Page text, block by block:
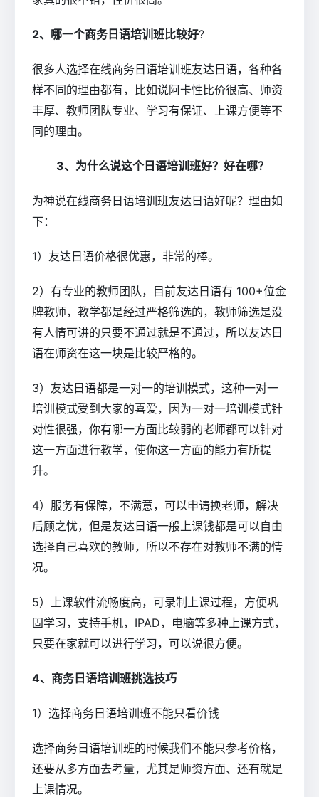
2、哪一个商务日语培训班比较好?
很多人选择在线商务日语培训班友达日语，各种各
样不同的理由都有，比如说阿卡性比价很高、师资
丰厚、教师团队专业、学习有保证、上课方便等不
同的理由。
3、为什么说这个日语培训班好？好在哪？
为神说在线商务日语培训班友达日语好呢？理由如
下：
1）友达日语价格很优惠，非常的棒。
2）有专业的教师团队，目前友达日语有 100+位金
牌教师，教学都是经过严格筛选的，教师筛选是没
有人情可讲的只要不通过就是不通过，所以友达日
语在师资在这一块是比较严格的。
3）友达日语都是一对一的培训模式，这种一对一
培训模式受到大家的喜爱，因为一对一培训模式针
对性很强，你有哪一方面比较弱的老师都可以针对
这一方面进行教学，使你这一方面的能力有所提
升。
4）服务有保障，不满意，可以申请换老师，解决
后顾之忧，但是友达日语一般上课钱都是可以自由
选择自己喜欢的教师，所以不存在对教师不满的情
况。
5）上课软件流畅度高，可录制上课过程，方便巩
固学习，支持手机，IPAD，电脑等多种上课方式，
只要在家就可以进行学习，可以说很方便。
4、商务日语培训班挑选技巧
1）选择商务日语培训班不能只看价钱
选择商务日语培训班的时候我们不能只参考价格，
还要从多方面去考量，尤其是师资方面、还有就是
上课情况。